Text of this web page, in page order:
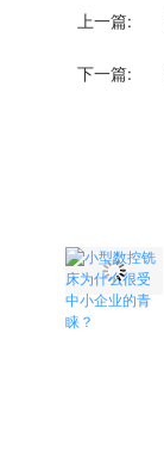
上一篇:
下一篇: